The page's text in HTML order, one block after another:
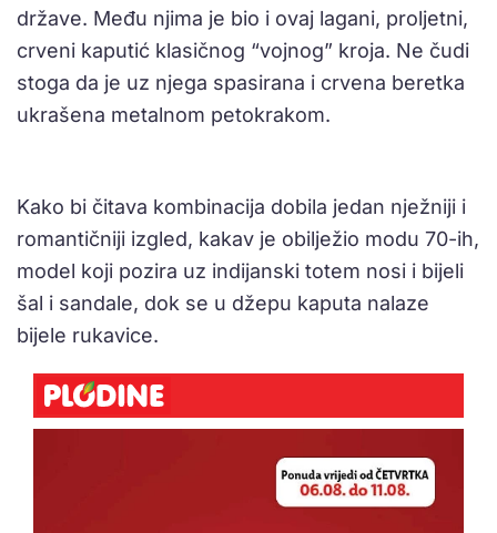
države. Među njima je bio i ovaj lagani, proljetni,
crveni kaputić klasičnog “vojnog” kroja. Ne čudi
stoga da je uz njega spasirana i crvena beretka
ukrašena metalnom petokrakom.
Kako bi čitava kombinacija dobila jedan nježniji i
romantičniji izgled, kakav je obilježio modu 70-ih,
model koji pozira uz indijanski totem nosi i bijeli
šal i sandale, dok se u džepu kaputa nalaze
bijele rukavice.